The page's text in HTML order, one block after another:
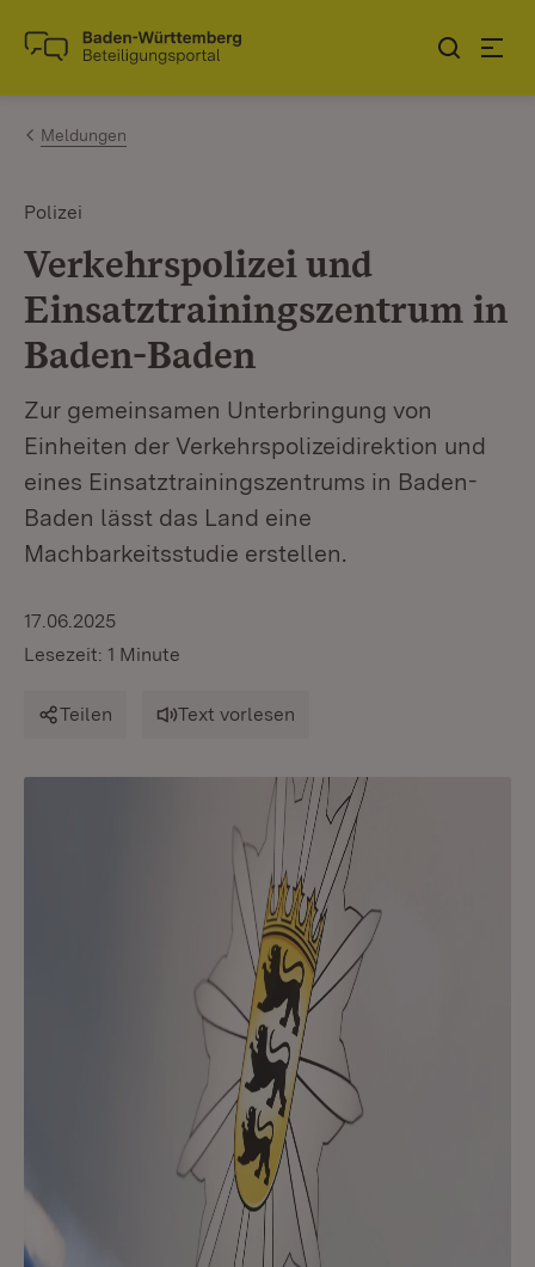
Zum Inhalt springen
Link zur Startseite
Meldungen
Polizei
Verkehrspolizei und
Einsatztrainingszentrum in
Baden-Baden
Zur gemeinsamen Unterbringung von
Einheiten der Verkehrspolizeidirektion und
eines Einsatztrainingszentrums in Baden-
Baden lässt das Land eine
Machbarkeitsstudie erstellen.
17.06.2025
Lesezeit: 1 Minute
Teilen Text vorlesen